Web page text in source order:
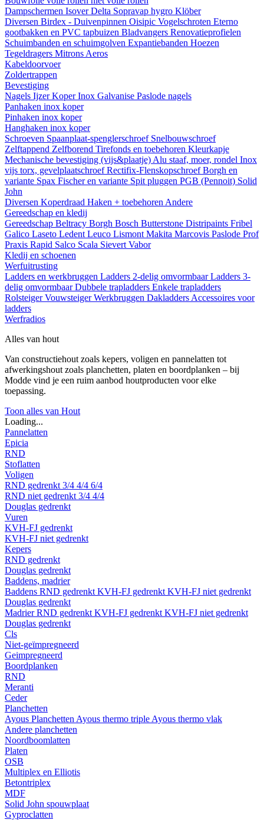
Dampschermen IsoverDelta Sopravap hygro Klöber
Diversen Birdex - Duivenpinnen Oisipic Vogelschroten Eterno
gootbakken en PVC tapbuizen Bladvangers Renovatieprofielen
Schuimbanden en schuimgolven Expantiebanden Hoezen
Tegeldragers Mitrons Aeros
Kabeldoorvoer
Zoldertrappen
Bevestiging
Nagels IjzerKoperInox Galvanise Paslode nagels
Panhaken inox koper
Pinhaken inox koper
Hanghaken inox koper
Schroeven Spaanplaat-spenglerschroef Snelbouwschroef
Zelftappend Zelfborend Tirefonds en toebehoren Kleurkapje
Mechanische bevestiging (vijs&plaatje) Alu staaf, moer, rondel Inox
vijs torx, gevelplaatschroefRectifix-FlenskopschroefBorgh en
variante Spax Fischer en variante Spit pluggen PGB (Pennoit) Solid
John
Diversen Koperdraad Haken + toebehoren Andere
Gereedschap en kledij
Gereedschap Beltracy Borgh Bosch Butterstone Distripaints Fribel
Galico Laseto Ledent Leuco Lismont Makita Marcovis Paslode Prof
Praxis Rapid Salco Scala Sievert Vabor
Kledij en schoenen
Werfuitrusting
Ladders en werkbruggen Ladders 2-delig omvormbaarLadders 3-
delig omvormbaarDubbele trapladders Enkele trapladders
RolsteigerVouwsteigerWerkbruggen Dakladders Accessoires voor
ladders
Werfradios
Alles van hout
Van constructiehout zoals kepers, voligen en pannelatten tot
afwerkingshout zoals planchetten, platen en boordplanken – bij
Modde vind je een ruim aanbod houtproducten voor elke
toepassing.
Toon alles van Hout
Loading...
Pannelatten
Epicia
RND
Stoflatten
Voligen
RND gedrenkt 3/4 4/4 6/4
RND niet gedrenkt 3/4 4/4
Douglas gedrenkt
Vuren
KVH-FJ gedrenkt
KVH-FJ niet gedrenkt
Kepers
RND gedrenkt
Douglas gedrenkt
Baddens, madrier
Baddens RND gedrenkt KVH-FJ gedrenkt KVH-FJ niet gedrenkt
Douglas gedrenkt
MadrierRND gedrenkt KVH-FJ gedrenkt KVH-FJ niet gedrenkt
Douglas gedrenkt
Cls
Niet-geïmpregneerd
Geimpregneerd
Boordplanken
RND
Meranti
Ceder
Planchetten
Ayous Planchetten Ayous thermo triple Ayous thermo vlak
Andere planchetten
Noordboomlatten
Platen
OSB
Multiplex en Elliotis
Betontriplex
MDF
Solid John spouwplaat
Gyproclatten